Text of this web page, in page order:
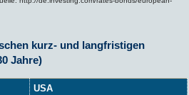
kurz- und langfristigen
Jahre)
USA